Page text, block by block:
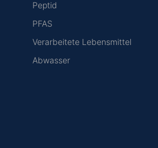
Peptid
PFAS
Verarbeitete Lebensmittel
Abwasser